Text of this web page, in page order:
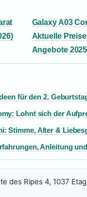
Galaxy A03
Aktuelle
Angebote 2025
für den 2.
Lohnt sich der
Stimme, Alter &
Anleitung
des Ripes 4, 1037